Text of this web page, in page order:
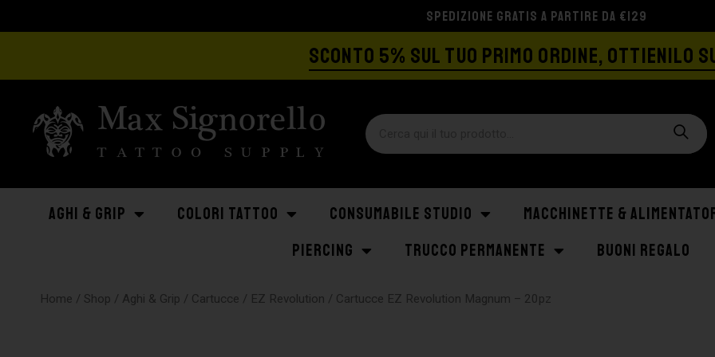
SPEDIZIONE GRATIS A PARTIRE DA €129
SCONTO 5% SUL TUO PRIMO ORDINE, OTTIENILO
AGHI & GRIP COLORI TATTOO CONSUMABILE STUDIO MACCHINETTE &
PIERCING
TRUCCO PERMANENTE BUONI REGALO
Home / Shop / Aghi & Grip / Cartucce / EZ Revolution / Cartucce EZ Revolution Magnum – 20pz